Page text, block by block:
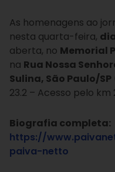
As homenagens ao
nesta quarta-feira,
aberta, no Memorial
na Rua Nossa
Sulina, São Paulo/SP
23.2 – Acesso pelo km
Biografia completa:
https://
paiva-netto